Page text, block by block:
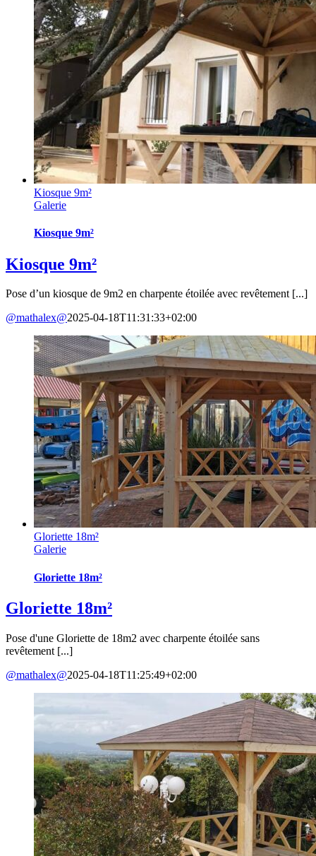
Kiosque 9m²
Galerie
Kiosque 9m²
Kiosque 9m²
Pose d’un kiosque de 9m2 en charpente étoilée avec revêtement [...]
@mathalex@2025-04-18T11:31:33+02:00
Gloriette 18m²
Galerie
Gloriette 18m²
Gloriette 18m²
Pose d'une Gloriette de 18m2 avec charpente étoilée sans
revêtement [...]
@mathalex@2025-04-18T11:25:49+02:00